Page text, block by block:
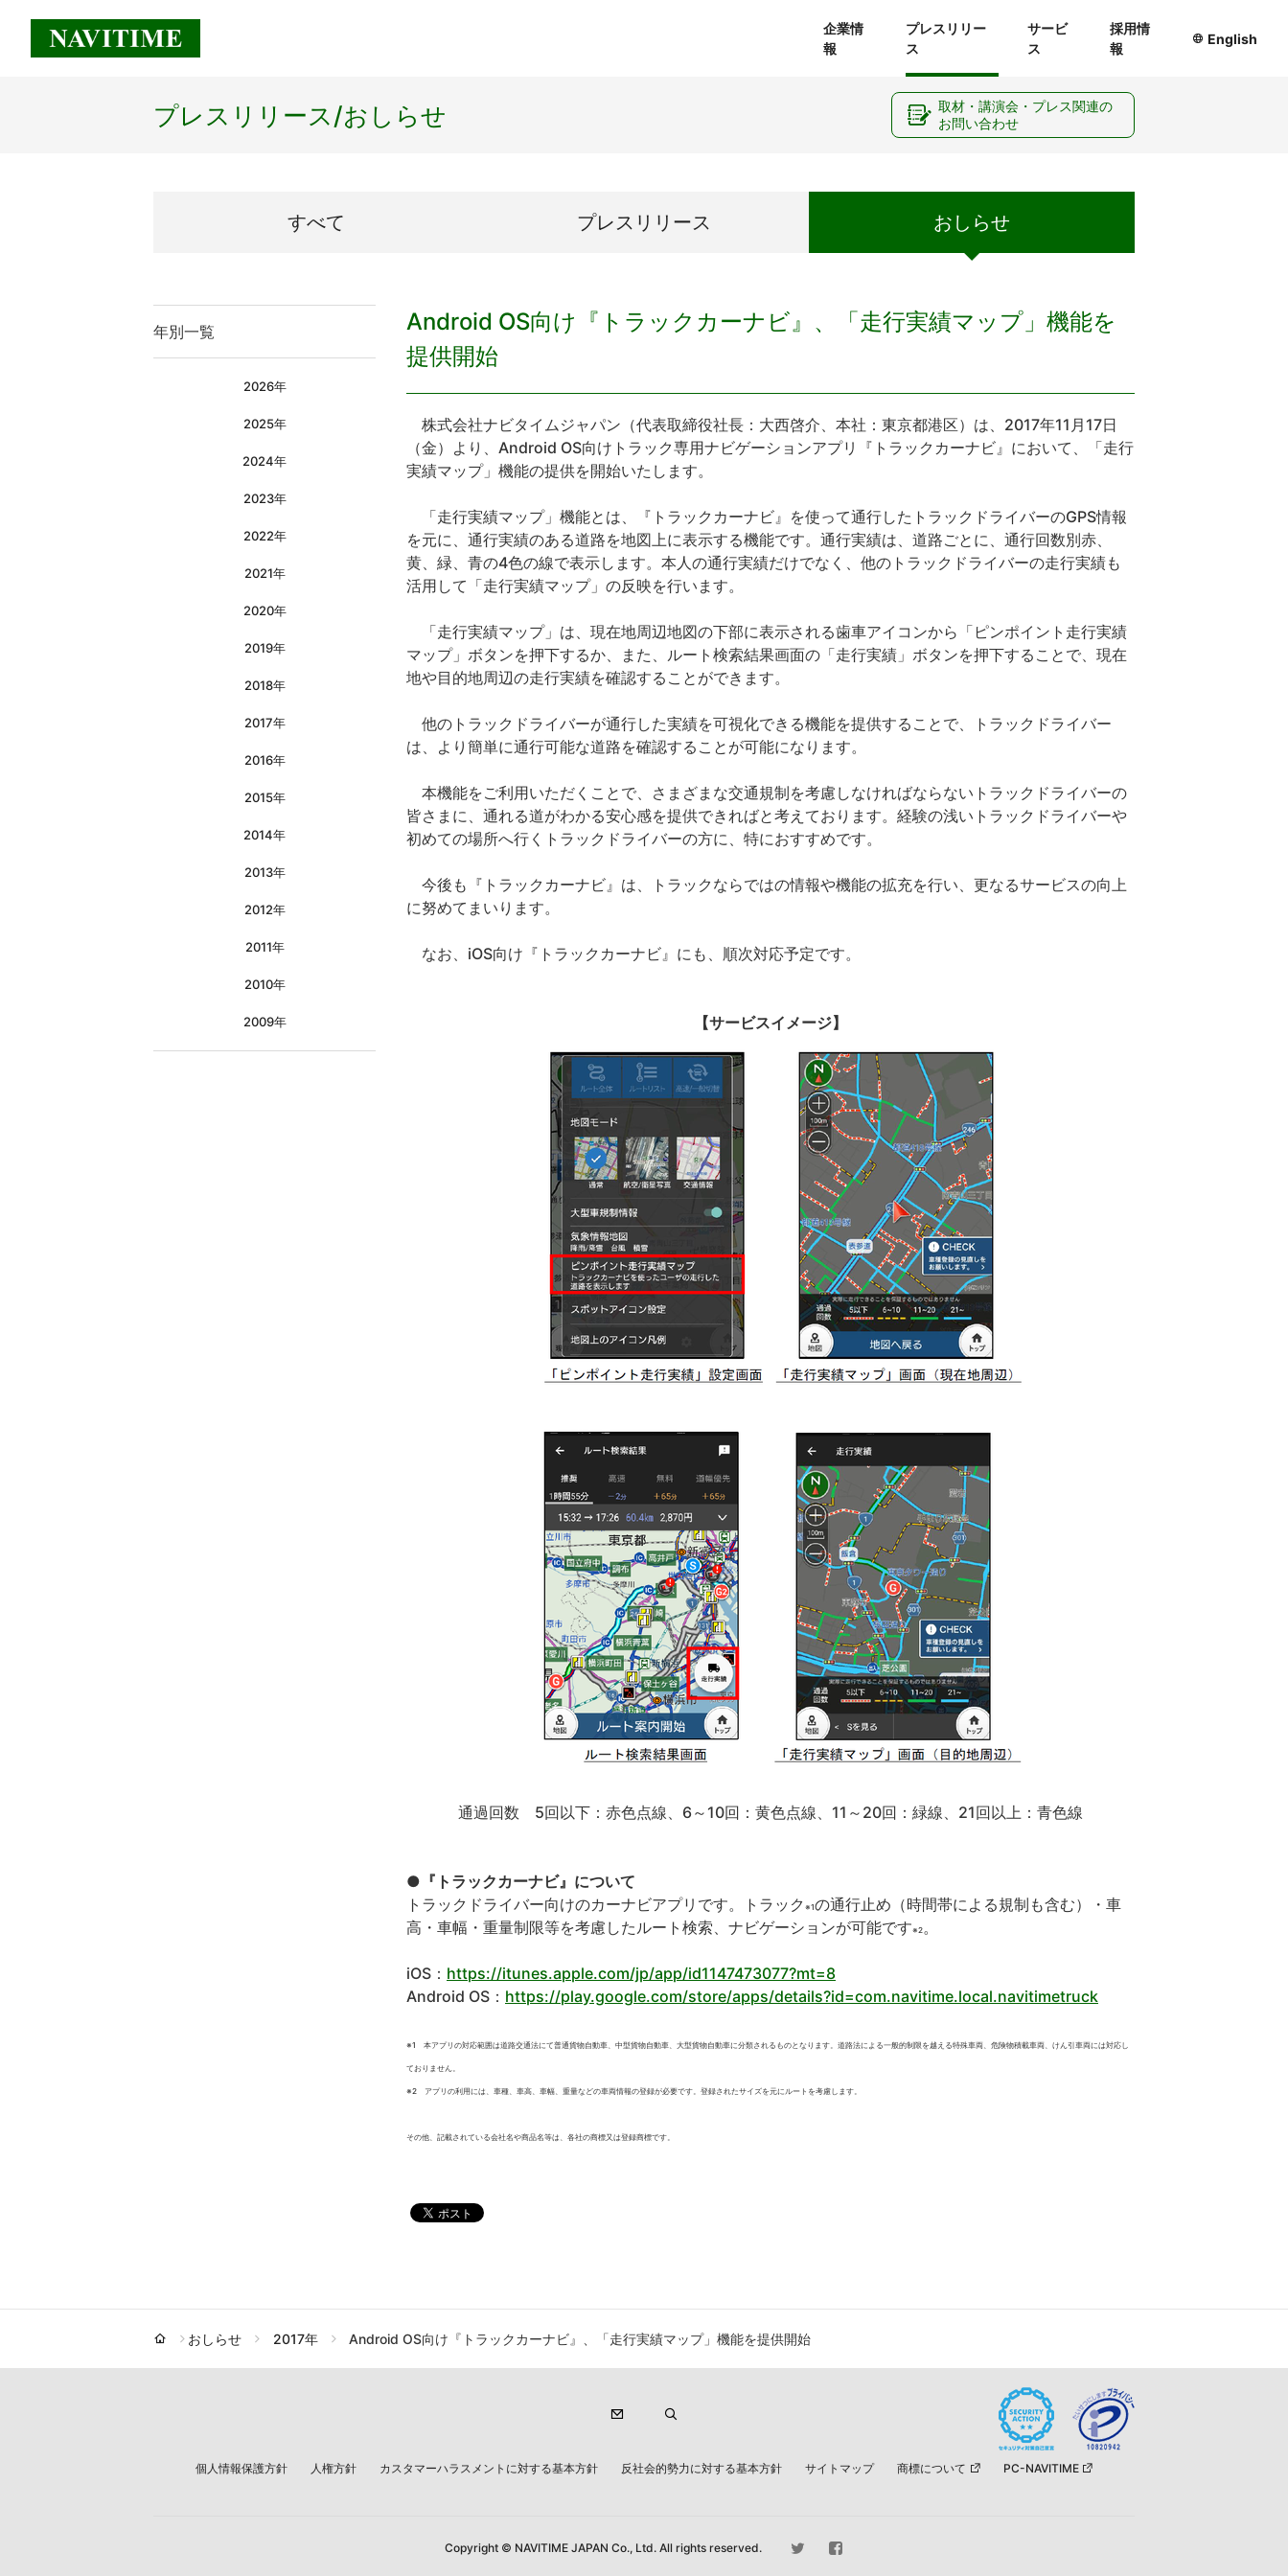
企業情
報
経営理念
プレスリリー
ス
サービ
ス
採用情
報
English
プレスリリース/おしらせ
すべて プレス リリース おしらせ
年別一覧
2026年
2025年
2024年
2023年
2022年
2021年
2020年
2019年
2018年
2017年
2016年
2015年
2014年
2013年
2012年
2011年
2010年
2009年
Android OS向け『トラックカーナビ』、「走行実績マップ」機能を
提供開始
株式会社ナビタイムジャパン（代表取締役社長：大西啓介、本社：東京都港区）は、2017年11月17日
（金）より、Android OS向けトラック専用ナビゲーションアプリ『トラックカーナビ』において、「走行
実績マップ」機能の提供を開始いたします。
「走行実績マップ」機能とは、『トラックカーナビ』を使って通行したトラックドライバーのGPS情報
を元に、通行実績のある道路を地図上に表示する機能です。通行実績は、道路ごとに、通行回数別赤、
黄、緑、青の4色の線で表示します。本人の通行実績だけでなく、他のトラックドライバーの走行実績も
活用して「走行実績マップ」の反映を行います。
「走行実績マップ」は、現在地周辺地図の下部に表示される歯車アイコンから「ピンポイント走行実績
マップ」ボタンを押下するか、また、ルート検索結果画面の「走行実績」ボタンを押下することで、現在
地や目的地周辺の走行実績を確認することができます。
他のトラックドライバーが通行した実績を可視化できる機能を提供することで、トラックドライバー
は、より簡単に通行可能な道路を確認することが可能になります。
本機能をご利用いただくことで、さまざまな交通規制を考慮しなければならないトラックドライバーの
皆さまに、通れる道がわかる安心感を提供できればと考えております。経験の浅いトラックドライバーや
初めての場所へ行くトラックドライバーの方に、特におすすめです。
今後も『トラックカーナビ』は、トラックならではの情報や機能の拡充を行い、更なるサービスの向上
に努めてまいります。
なお、iOS向け『トラックカーナビ』にも、順次対応予定です。
【サービスイメージ】
通過回数 5回以下：赤色点線、6～10回：黄色点線、11～20回：緑線、21回以上：青色線
●『トラックカーナビ』について
トラックドライバー向けのカーナビアプリです。トラック ※1の通行止め（時間帯による規制も含む）・車
高・車幅・重量制限等を考慮したルート検索、ナビゲーションが可能です※2。
iOS： https://itunes.apple.com/jp/app/id1147473077?mt=8
Android OS： https://play.google.com/store/apps/details?id=com.navitime.local.navitimetruck
※1 本アプリの対応範囲は道路交通法にて普通貨物自動車、中型貨物自動車、大型貨物自動車に分類されるものとなります。道路法による一般的制限を越える特殊車両、危険物積載車両、けん引車両には対応し
ておりません。
※2 アプリの利用には、車種、車高、車幅、重量などの車両情報の登録が必要です。登録されたサイズを元にルートを考慮します。
その他、記載されている会社名や商品名等は、各社の商標又は登録商標です。
取材・講演会・プレス関連の
お問い合わせ
おしらせ 2017年 Android OS向け『トラックカーナビ』、「走行実績マップ」機能を提供開始
個人情報保護方針 人権方針 カスタマーハラスメントに対する基本方針 反社会的勢力に対する基本方針 サイトマップ 商標について PC-NAVITIME
Copyright © NAVITIME JAPAN Co., Ltd. All rights reserved.